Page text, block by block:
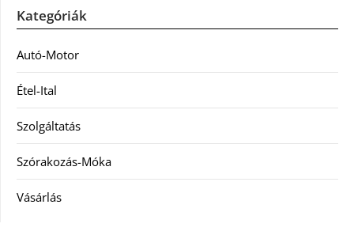
Kategóriák
Autó-Motor
Étel-Ital
Szolgáltatás
Szórakozás-Móka
Vásárlás